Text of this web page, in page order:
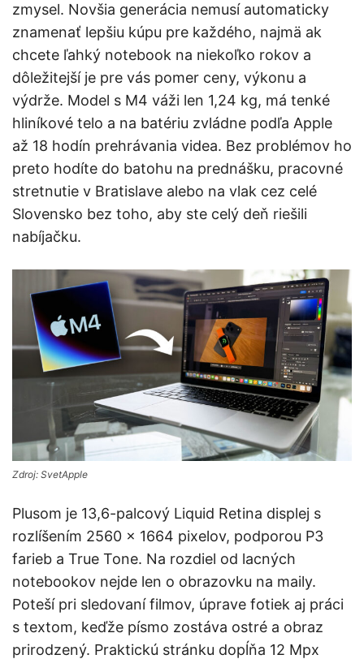
zmysel. Novšia generácia nemusí automaticky
znamenať lepšiu kúpu pre každého, najmä ak
chcete ľahký notebook na niekoľko rokov a
dôležitejší je pre vás pomer ceny, výkonu a
výdrže. Model s M4 váži len 1,24 kg, má tenké
hliníkové telo a na batériu zvládne podľa Apple
až 18 hodín prehrávania videa. Bez problémov ho
preto hodíte do batohu na prednášku, pracovné
stretnutie v Bratislave alebo na vlak cez celé
Slovensko bez toho, aby ste celý deň riešili
nabíjačku.
Zdroj: SvetApple
Plusom je 13,6-palcový Liquid Retina displej s
rozlíšením 2560 × 1664 pixelov, podporou P3
farieb a True Tone. Na rozdiel od lacných
notebookov nejde len o obrazovku na maily.
Poteší pri sledovaní filmov, úprave fotiek aj práci
s textom, keďže písmo zostáva ostré a obraz
prirodzený. Praktickú stránku dopĺňa 12 Mpx